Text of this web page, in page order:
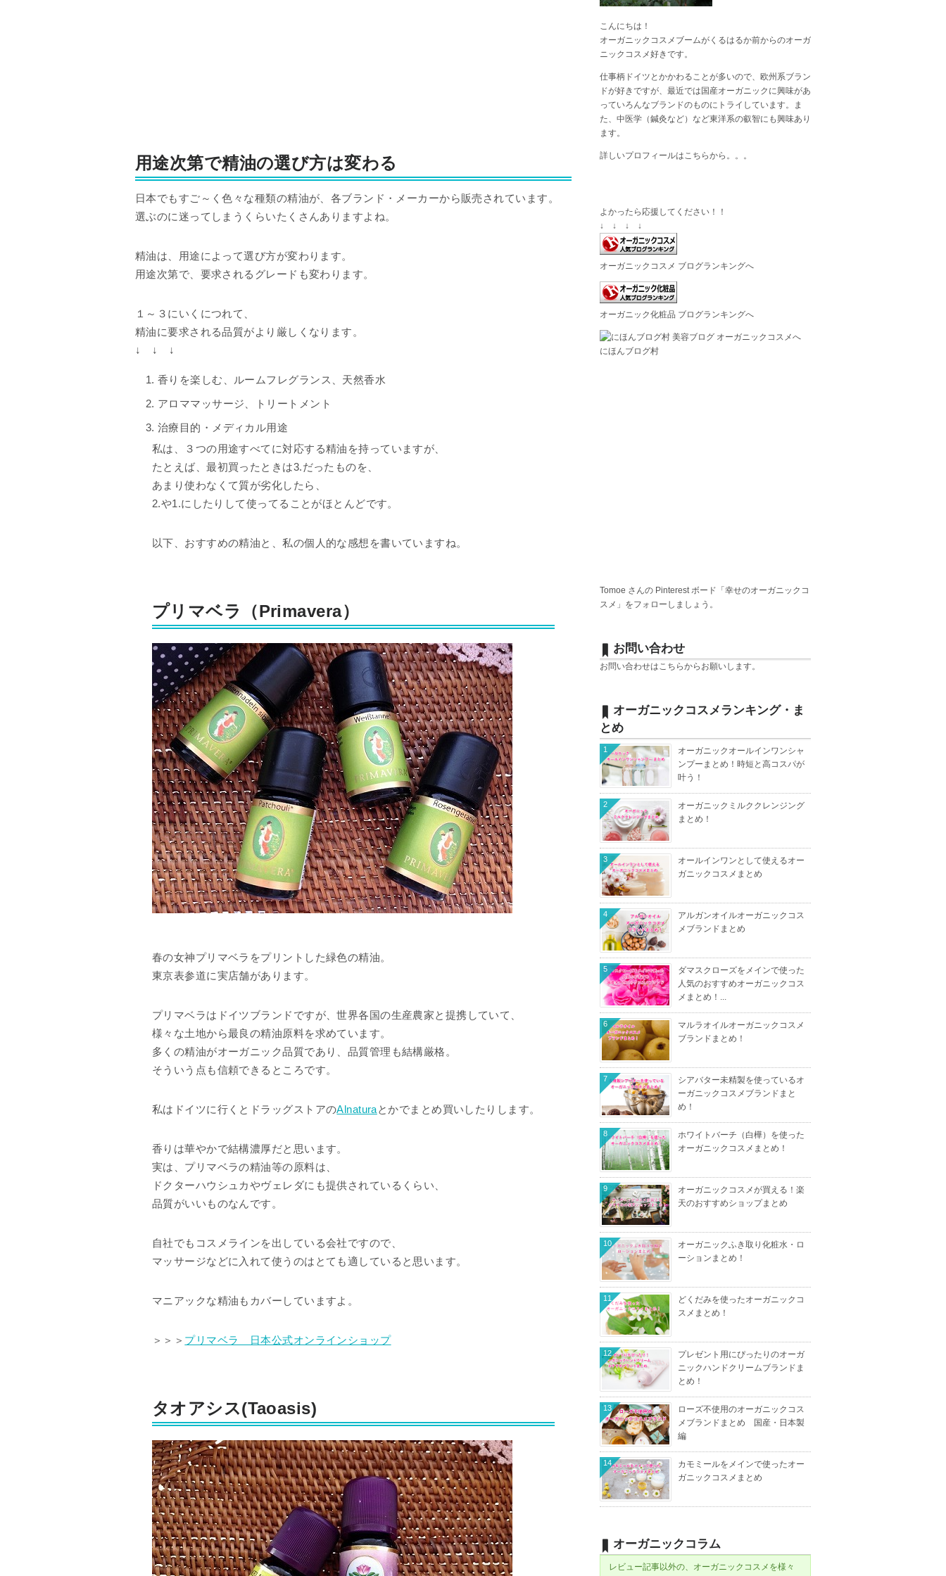
用途次第で精油の選び方は変わる
日本でもすご～く色々な種類の精油が、各ブランド・メーカーから販売されています。
選ぶのに迷ってしまうくらいたくさんありますよね。
精油は、用途によって選び方が変わります。
用途次第で、要求されるグレードも変わります。
１～３にいくにつれて、
精油に要求される品質がより厳しくなります。
↓ ↓ ↓
香りを楽しむ、ルームフレグランス、天然香水
アロママッサージ、トリートメント
治療目的・メディカル用途
私は、３つの用途すべてに対応する精油を持っていますが、
たとえば、最初買ったときは3.だったものを、
あまり使わなくて質が劣化したら、
2.や1.にしたりして使ってることがほとんどです。
以下、おすすめの精油と、私の個人的な感想を書いていますね。
プリマベラ（Primavera）
春の女神プリマベラをプリントした緑色の精油。
東京表参道に実店舗があります。
プリマベラはドイツブランドですが、世界各国の生産農家と提携していて、
様々な土地から最良の精油原料を求めています。
多くの精油がオーガニック品質であり、品質管理も結構厳格。
そういう点も信頼できるところです。
私はドイツに行くとドラッグストアのAlnaturaとかでまとめ買いしたりします。
香りは華やかで結構濃厚だと思います。
実は、プリマベラの精油等の原料は、
ドクターハウシュカやヴェレダにも提供されているくらい、
品質がいいものなんです。
自社でもコスメラインを出している会社ですので、
マッサージなどに入れて使うのはとても適していると思います。
マニアックな精油もカバーしていますよ。
＞＞＞ プリマベラ 日本公式オンラインショップ
タオアシス(Taoasis)
こんにちは！
オーガニックコスメブームがくるはるか前からのオーガ
ニックコスメ好きです。
仕事柄ドイツとかかわることが多いので、欧州系ブラン
ドが好きですが、最近では国産オーガニックに興味があ
っていろんなブランドのものにトライしています。ま
た、中医学（鍼灸など）など東洋系の叡智にも興味あり
ます。
詳しいプロフィールはこちらから。。。
よかったら応援してください！！
↓ ↓ ↓ ↓
オーガニックコスメ ブログランキングへ
オーガニック化粧品 ブログランキングへ
にほんブログ村
Tomoe さんの Pinterest ボード「幸せのオーガニックコ
スメ」をフォローしましょう。
お問い合わせ
お問い合わせはこちらからお願いします。
オーガニックコスメランキング・ま
とめ
オーガニックオールインワンシャ
ンプーまとめ！時短と高コスパが
叶う！
1
オーガニックミルククレンジング
まとめ！
2
オールインワンとして使えるオー
ガニックコスメまとめ
3
アルガンオイルオーガニックコス
メブランドまとめ
4
ダマスクローズをメインで使った
人気のおすすめオーガニックコス
メまとめ！...
5
マルラオイルオーガニックコスメ
ブランドまとめ！
6
シアバター未精製を使っているオ
ーガニックコスメブランドまと
め！
7
ホワイトバーチ（白樺）を使った
オーガニックコスメまとめ！
8
オーガニックコスメが買える！楽
天のおすすめショップまとめ
9
オーガニックふき取り化粧水・ロ
ーションまとめ！
10
どくだみを使ったオーガニックコ
スメまとめ！
11
プレゼント用にぴったりのオーガ
ニックハンドクリームブランドま
とめ！
12
ローズ不使用のオーガニックコス
メブランドまとめ 国産・日本製
編
13
カモミールをメインで使ったオー
ガニックコスメまとめ
14
オーガニックコラム
レビュー記事以外の、オーガニックコスメを様々